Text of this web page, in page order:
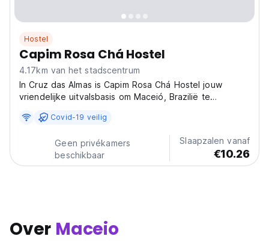
Hostel
Capim Rosa Chá Hostel
4.17km van het stadscentrum
In Cruz das Almas is Capim Rosa Chá Hostel jouw
vriendelijke uitvalsbasis om Maceió, Brazilië te
cultuurzoekers! Sociaal hostel voor Alagoas. (Auto-
Covid-19 veilig
Geen privékamers
beschikbaar
Slaapzalen vanaf
€10.26
Over Maceio